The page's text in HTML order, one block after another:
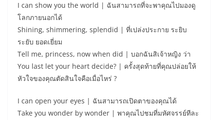
I can show you the world | ฉันสามารถที่จะพาคุณไปมองดู
โลกภายนอกได้
Shining, shimmering, splendid | ที่เปล่งประกาย ระยิบ
ระยับ ยอดเยี่ยม
Tell me, princess, now when did | บอกฉันสิเจ้าหญิง ว่า
You last let your heart decide? | ครั้งสุดท้ายที่คุณปล่อยให้
หัวใจของคุณตัดสินใจคือเมื่อไหร่ ?
I can open your eyes | ฉันสามารถเปิดตาของคุณได้
Take you wonder by wonder | พาคุณไปชมที่มหัศจรรย์ทีละ